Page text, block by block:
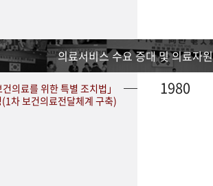
의료서비스 수요 증대 및 의료자
의료를 위한 특별 조치법」
차 보건의료전달체계 구축)
1980